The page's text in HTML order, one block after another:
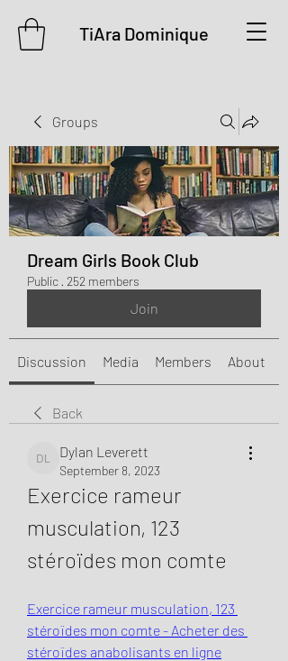
TiAra Dominique
Groups
Dream Girls Book Club
Public · 252 members
Join
Discussion Media Members About
Back
Dylan Leverett
Dylan Leverett
September 8, 2023
Exercice rameur
musculation, 123
stéroïdes mon comte
Exercice rameur musculation, 123
stéroïdes mon comte - Acheter des
stéroïdes anabolisants en ligne